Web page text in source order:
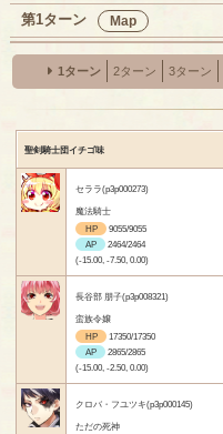
第1ターン Map
1ターン 2ターン 3ターン
聖剣騎士団イチゴ味
セララ(p3p000273)
魔法騎士
HP
9055/9055
AP
2464/2464
(-15.00, -7.50, 0.00)
長谷部 朋子(p3p008321)
蛮族令嬢
HP
17350/17350
AP
2865/2865
(-15.00, -2.50, 0.00)
クロバ・フユツキ(p3p000145)
ただの死神